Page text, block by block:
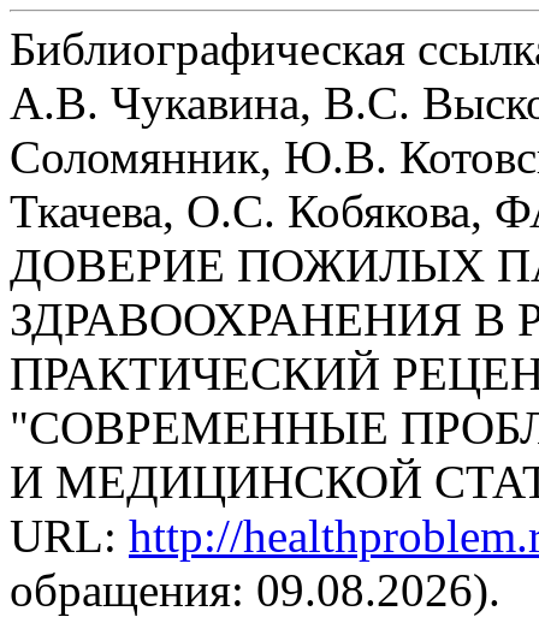
Библиографическая
А.В. Чукавина, В.С.
Соломянник, Ю.В.
Ткачева, О.С.
ДОВЕРИЕ ПОЖИЛЫХ
ЗДРАВООХРАНЕНИЯ В
ПРАКТИЧЕСКИЙ
"СОВРЕМЕННЫЕ
И МЕДИЦИНСКОЙ
URL: http://
обращения: 09.08.2026).